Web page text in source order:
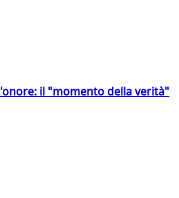
il "momento della verità"